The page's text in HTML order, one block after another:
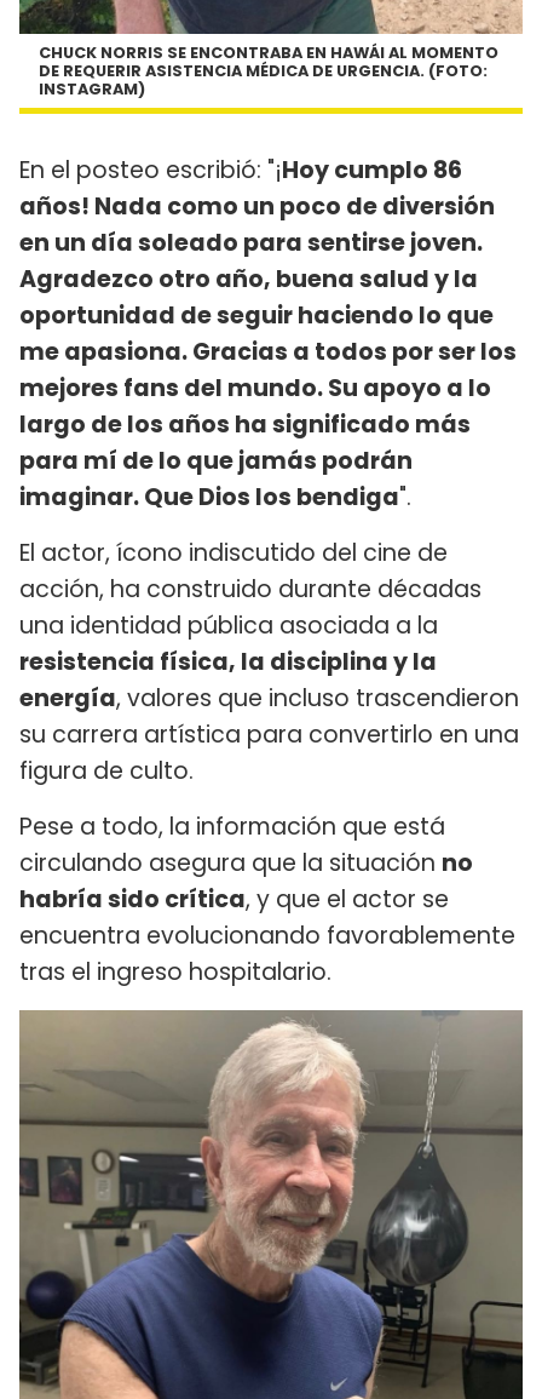
CHUCK NORRIS SE ENCONTRABA EN HAWÁI AL MOMENTO
DE REQUERIR ASISTENCIA MÉDICA DE URGENCIA. (FOTO:
INSTAGRAM)
En el posteo escribió: "¡Hoy cumplo 86
años! Nada como un poco de diversión
en un día soleado para sentirse joven.
Agradezco otro año, buena salud y la
oportunidad de seguir haciendo lo que
me apasiona. Gracias a todos por ser los
mejores fans del mundo. Su apoyo a lo
largo de los años ha significado más
para mí de lo que jamás podrán
imaginar. Que Dios los bendiga".
El actor, ícono indiscutido del cine de
acción, ha construido durante décadas
una identidad pública asociada a la
resistencia física, la disciplina y la
energía, valores que incluso trascendieron
su carrera artística para convertirlo en una
figura de culto.
Pese a todo, la información que está
circulando asegura que la situación no
habría sido crítica, y que el actor se
encuentra evolucionando favorablemente
tras el ingreso hospitalario.